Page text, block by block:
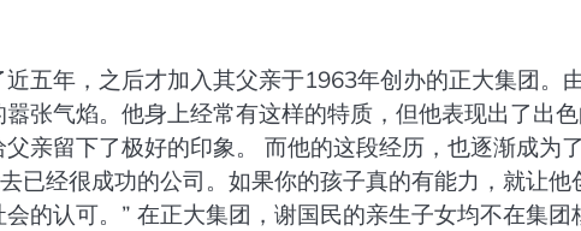
五年，之后才加入其父亲于1963年创办的正大集团。
张气焰。他身上经常有这样的特质，但他表现出了出色
亲留下了极好的印象。 而他的这段经历，也逐渐成为
已经很成功的公司。如果你的孩子真的有能力，就让他
的认可。” 在正大集团，谢国民的亲生子女均不在集团